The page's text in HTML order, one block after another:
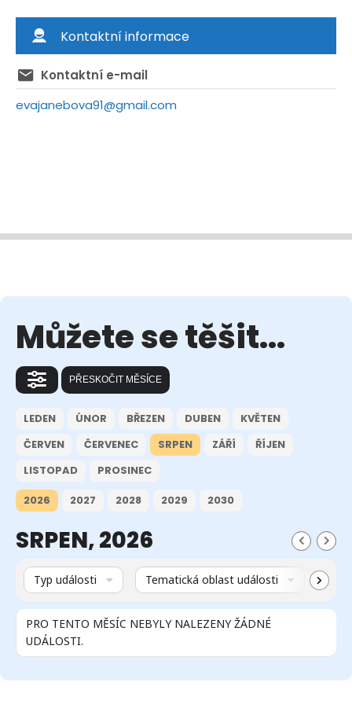
Kontaktní informace
Kontaktní e-mail
evajanebova91@gmail.com
Můžete se těšit...
PŘESKOČIT MĚSÍCE
LEDEN ÚNOR BŘEZEN DUBEN
KVĚTEN
ČERVEN
ČERVENEC SRPEN ZÁŘÍ
ŘÍJEN
LISTOPAD
PROSINEC
2026
2027 2028 2029 2030
SRPEN, 2026
Typ události Tematická oblast události
PRO TENTO MĚSÍC NEBYLY NALEZENY ŽÁDNÉ
UDÁLOSTI.